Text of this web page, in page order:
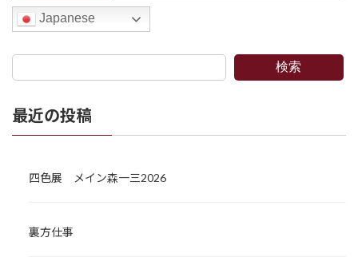
Japanese
検索
最近の投稿
四色展 メイン森一三2026
裏方仕事